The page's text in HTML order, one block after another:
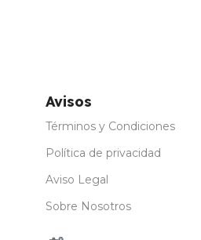
Avisos
Términos y Condiciones
Política de privacidad
Aviso Legal
Sobre Nosotros